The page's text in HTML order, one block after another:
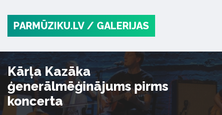
PARMŪZIKU.LV / GALERIJAS
Kārļa Kazāka
ģenerālmēģinājums pirms
koncerta